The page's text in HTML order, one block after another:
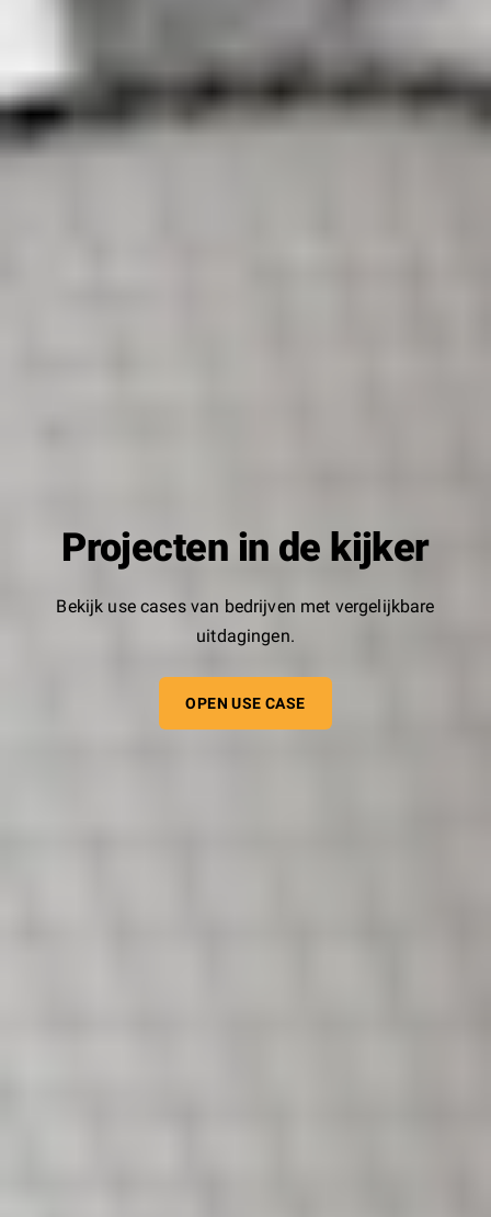
Projecten in de kijker
Bekijk use cases van bedrijven met vergelijkbare
uitdagingen.
OPEN USE CASE